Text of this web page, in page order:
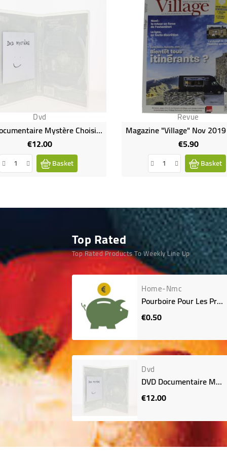
Dvd
DVD Documentaire Mystère Choisi Pour Vous
€12.00Price
Basket
Revue
€5.90Price
Basket
Top Rated
Top Rated Products To Weekly Line Up
Home-Nmc
Pourboire Pour Les Préparatrices Et Préparateurs
€0.50Price
Dvd
DVD Documentaire Mystère Choisi Pour Vous
€12.00Price